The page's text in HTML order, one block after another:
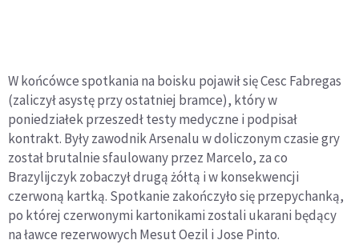
W końcówce spotkania na boisku pojawił się Cesc Fabregas
(zaliczył asystę przy ostatniej bramce), który w
poniedziałek przeszedł testy medyczne i podpisał
kontrakt. Były zawodnik Arsenalu w doliczonym czasie gry
został brutalnie sfaulowany przez Marcelo, za co
Brazylijczyk zobaczył drugą żółtą i w konsekwencji
czerwoną kartką. Spotkanie zakończyło się przepychanką,
po której czerwonymi kartonikami zostali ukarani będący
na ławce rezerwowych Mesut Oezil i Jose Pinto.